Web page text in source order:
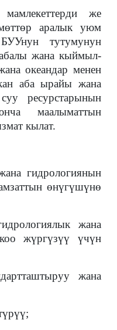
же
аралык уюм
тутумунун
жана кыймыл-
океандар менен
аба ырайы жана
ресурстарынын
маалыматтын
кылат.
гидрологиянын
өнүгүшүнө
жана
жүргүзүү үчүн
жана